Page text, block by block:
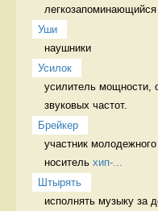
легкозапоминающийся
Уши
наушники
Усилок
усилитель мощности,
звуковых частот.
Брейкер
участник
носитель хип-...
Штырять
исполнять музыку за